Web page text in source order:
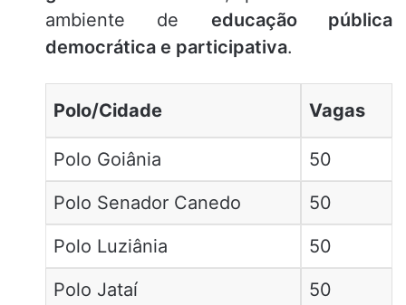
ambiente de educação pública
democrática e participativa.
Polo/Cidade Vagas
Polo Goiânia
50
Polo Senador Canedo
50
Polo Luziânia
50
Polo Jataí
50